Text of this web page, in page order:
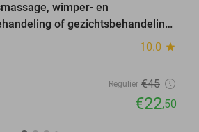
wimper- en
of gezichtsbehandeling
10.0 star
Regulier €45
€22,50